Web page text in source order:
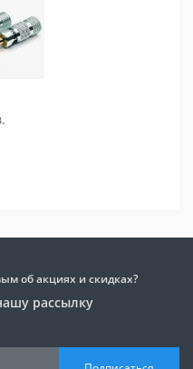
об акциях и скидках?
рассылку